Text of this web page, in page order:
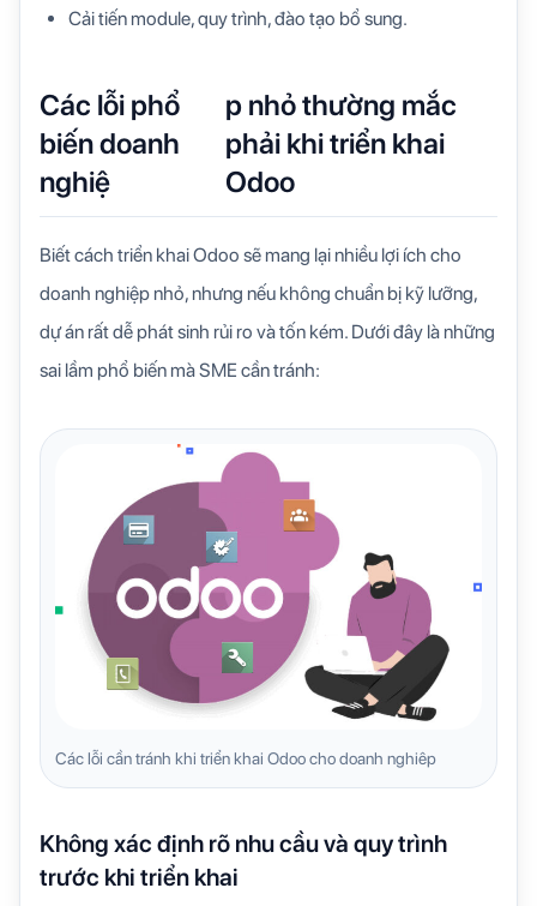
Cải tiến module, quy trình, đào tạo bổ sung.
Các lỗi phổ
biến doanh
nghiệ
p nhỏ thường mắc
phải khi triển khai
Odoo
Biết cách triển khai Odoo sẽ mang lại nhiều lợi ích cho
doanh nghiệp nhỏ, nhưng nếu không chuẩn bị kỹ lưỡng,
dự án rất dễ phát sinh rủi ro và tốn kém. Dưới đây là những
sai lầm phổ biến mà SME cần tránh:
Các lỗi cần tránh khi triển khai Odoo cho doanh nghiêp
Không xác định rõ nhu cầu và quy trình
trước khi triển khai